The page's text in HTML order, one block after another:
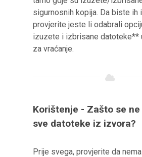
sigurnosnih kopija. Da biste ih
provjerite jeste li odabrali
izuzete i izbrisane datoteke**
za vraćanje.
Korištenje - Zašto se
sve datoteke iz izvora?
Prije svega, provjerite da